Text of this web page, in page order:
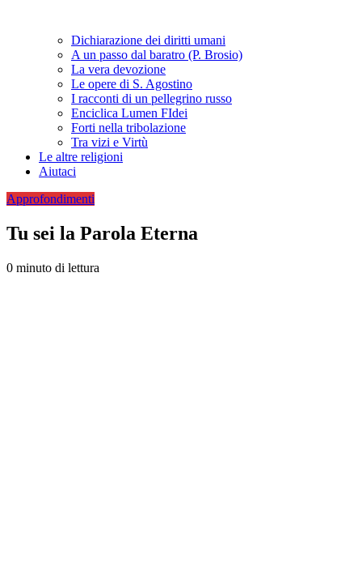
Dichiarazione dei diritti umani
A un passo dal baratro (P. Brosio)
La vera devozione
Le opere di S. Agostino
I racconti di un pellegrino russo
Enciclica Lumen FIdei
Forti nella tribolazione
Tra vizi e Virtù
Le altre religioni
Aiutaci
Approfondimenti
Tu sei la Parola Eterna
0 minuto di lettura